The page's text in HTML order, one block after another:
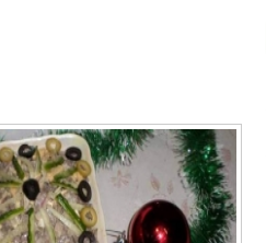
САЛАТ
ЗИМОВИЙ САЛАТ
ДОМАШНІЙ
САЛАТ